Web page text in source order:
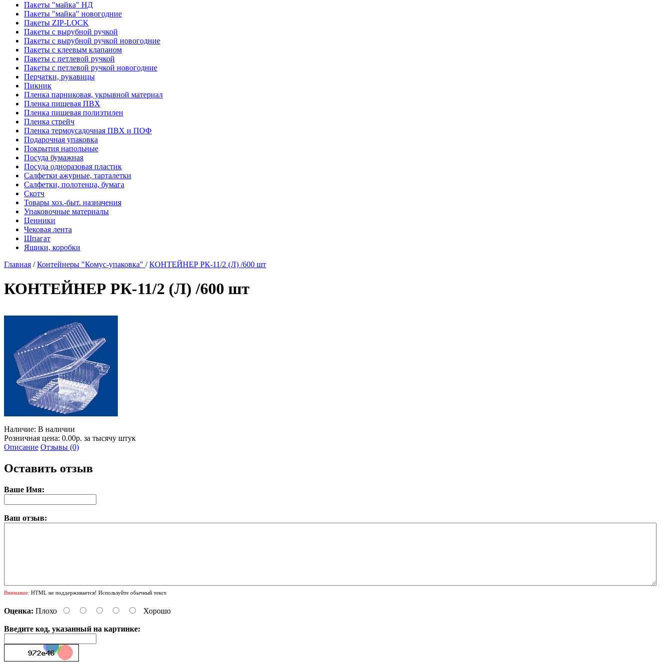
Пакеты "майка" НД
Пакеты "майка" новогодние
Пакеты ZIP-LOCK
Пакеты с вырубной ручкой
Пакеты с вырубной ручкой новогодние
Пакеты с клеевым клапаном
Пакеты с петлевой ручкой
Пакеты с петлевой ручкой новогодние
Перчатки, рукавицы
Пикник
Пленка парниковая, укрывной материал
Пленка пищевая ПВХ
Пленка пищевая полиэтилен
Пленка стрейч
Пленка термоусадочная ПВХ и ПОФ
Подарочная упаковка
Покрытия напольные
Посуда бумажная
Посуда одноразовая пластик
Салфетки ажурные, тарталетки
Салфетки, полотенца, бумага
Скотч
Товары хоз.-быт. назначения
Упаковочные материалы
Ценники
Чековая лента
Шпагат
Ящики, коробки
Главная /Контейнеры "Комус-упаковка" /КОНТЕЙНЕР РК-11/2 (Л) /600 шт
КОНТЕЙНЕР РК-11/2 (Л) /600 шт
Наличие: В наличии
Розничная цена: 0.00р. за тысячу штук
Описание Отзывы (0)
Оставить отзыв
Ваше Имя:
Ваш отзыв:
Внимание: HTML не поддерживается! Используйте обычный текст.
Оценка: Плохо Хорошо
Введите код, указанный на картинке: